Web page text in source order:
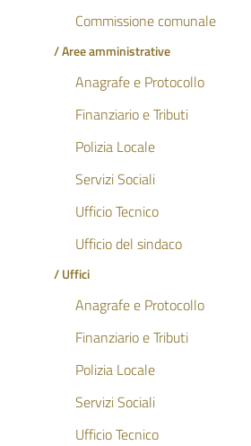
Commissione comunale
/ Aree amministrative
Anagrafe e Protocollo
Finanziario e Tributi
Polizia Locale
Servizi Sociali
Ufficio Tecnico
Ufficio del sindaco
/ Uffici
Anagrafe e Protocollo
Finanziario e Tributi
Polizia Locale
Servizi Sociali
Ufficio Tecnico